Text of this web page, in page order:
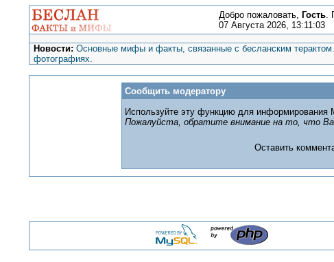
Добро пожаловать, Гость.
07 Августа 2026, 13:11:03
Новости: Основные мифы и факты, связанные с бесланским
фотографиях.
Сообщить модератору
Используйте эту функцию для информирования
Пожалуйста, обратите внимание на то, что
Оставить